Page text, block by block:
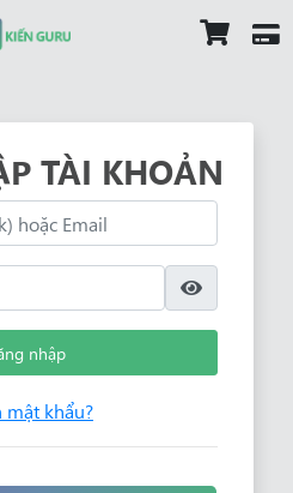
TÀI KHOẢN
nhập
mật khẩu?